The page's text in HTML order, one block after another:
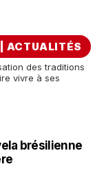
ACTUALITÉS
des traditions
vivre à ses
brésilienne